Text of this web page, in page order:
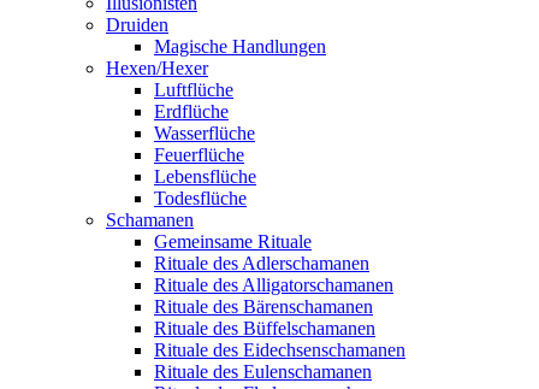
Druiden
Magische Handlungen
Hexen/Hexer
Luftflüche
Erdflüche
Wasserflüche
Feuerflüche
Lebensflüche
Todesflüche
Schamanen
Gemeinsame Rituale
Rituale des Adlerschamanen
Rituale des Alligatorschamanen
Rituale des Bärenschamanen
Rituale des Büffelschamanen
Rituale des Eidechsenschamanen
Rituale des Eulenschamanen